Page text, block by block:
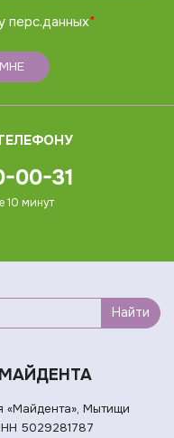
перс.данных*
00-31
10 минут
Найти
5029281787